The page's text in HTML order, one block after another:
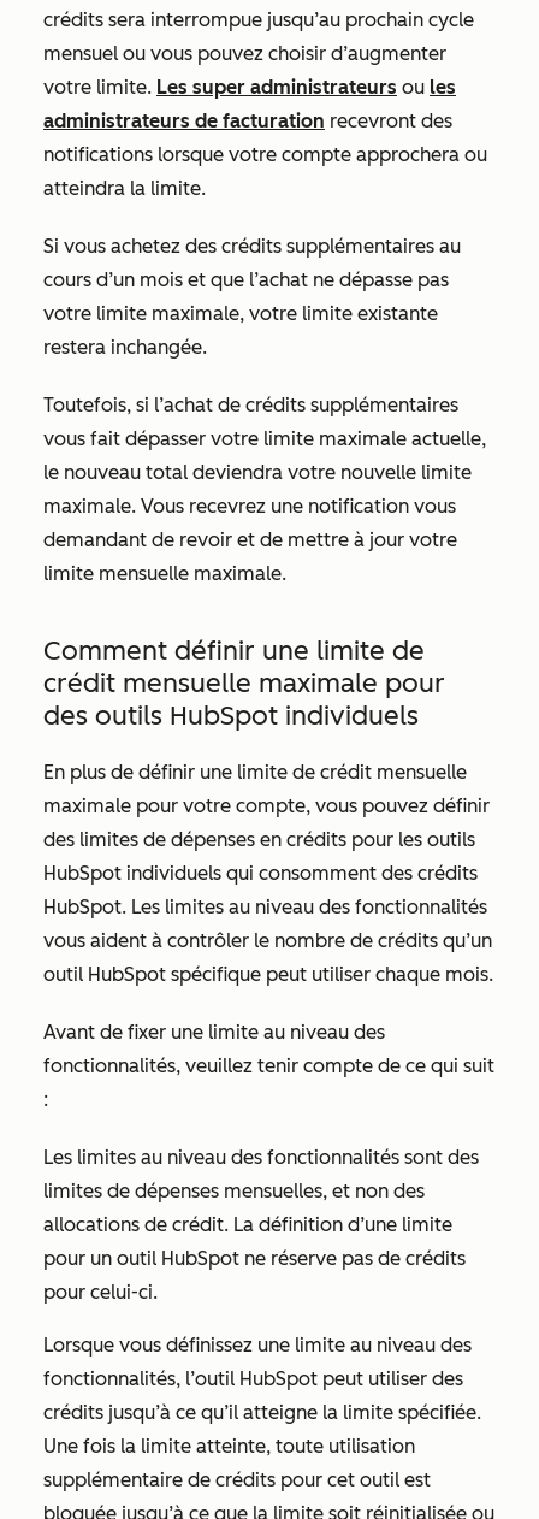
crédits sera interrompue jusqu’au prochain cycle
mensuel ou vous pouvez choisir d’augmenter
votre limite. Les super administrateurs ou les
administrateurs de facturation recevront des
notifications lorsque votre compte approchera ou
atteindra la limite.
Si vous achetez des crédits supplémentaires au
cours d’un mois et que l’achat ne dépasse pas
votre limite maximale, votre limite existante
restera inchangée.
Toutefois, si l’achat de crédits supplémentaires
vous fait dépasser votre limite maximale actuelle,
le nouveau total deviendra votre nouvelle limite
maximale. Vous recevrez une notification vous
demandant de revoir et de mettre à jour votre
limite mensuelle maximale.
Comment définir une limite de
crédit mensuelle maximale pour
des outils HubSpot individuels
En plus de définir une limite de crédit mensuelle
maximale pour votre compte, vous pouvez définir
des limites de dépenses en crédits pour les outils
HubSpot individuels qui consomment des crédits
HubSpot. Les limites au niveau des fonctionnalités
vous aident à contrôler le nombre de crédits qu’un
outil HubSpot spécifique peut utiliser chaque mois.
Avant de fixer une limite au niveau des
fonctionnalités, veuillez tenir compte de ce qui suit
:
Les limites au niveau des fonctionnalités sont des
limites de dépenses mensuelles, et non des
allocations de crédit. La définition d’une limite
pour un outil HubSpot ne réserve pas de crédits
pour celui-ci.
Lorsque vous définissez une limite au niveau des
fonctionnalités, l’outil HubSpot peut utiliser des
crédits jusqu’à ce qu’il atteigne la limite spécifiée.
Une fois la limite atteinte, toute utilisation
supplémentaire de crédits pour cet outil est
bloquée jusqu’à ce que la limite soit réinitialisée ou